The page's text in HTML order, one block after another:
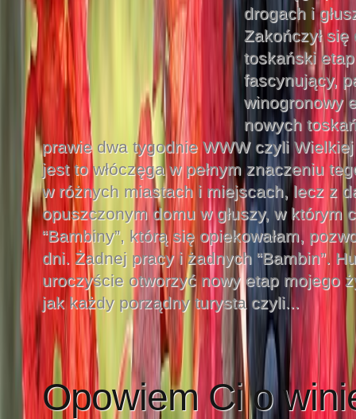
drogach i
Zakończył
toskański
fascynujący,
winogronowy
nowych
prawie dwa tygodnie WWW czyli
jest to włóczęga w pełnym znaczeniu
w różnych miastach i miejscach, lecz z
opuszczonym domu w głuszy, w którym
“Bambiny”, którą się opiekowałam,
dni. Żadnej pracy i żadnych “Bambin”.
uroczyście otworzyć nowy etap mojego
jak każdy porządny turysta czyli...
Opowiem Ci o